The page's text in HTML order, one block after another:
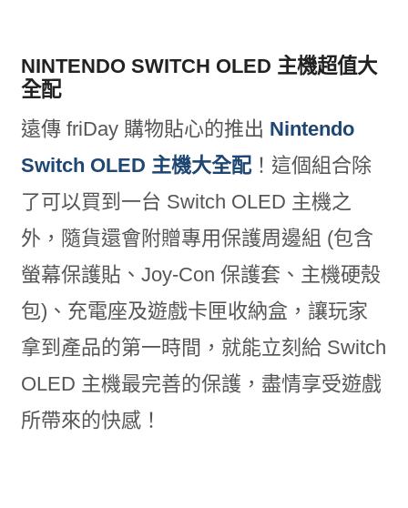
NINTENDO SWITCH OLED 主機超值大
全配
遠傳 friDay 購物貼心的推出 Nintendo
Switch OLED 主機大全配！這個組合除
了可以買到一台 Switch OLED 主機之
外，隨貨還會附贈專用保護周邊組 (包含
螢幕保護貼、Joy-Con 保護套、主機硬殼
包)、充電座及遊戲卡匣收納盒，讓玩家
拿到產品的第一時間，就能立刻給 Switch
OLED 主機最完善的保護，盡情享受遊戲
所帶來的快感！